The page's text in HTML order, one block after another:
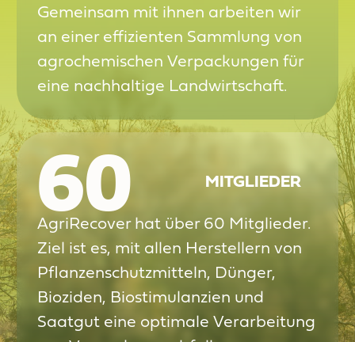
Gemeinsam mit ihnen arbeiten wir
an einer effizienten Sammlung von
agrochemischen Verpackungen für
eine nachhaltige Landwirtschaft.
60 MITGLIEDER
AgriRecover hat über 60 Mitglieder.
Ziel ist es, mit allen Herstellern von
Pflanzenschutzmitteln, Dünger,
Bioziden, Biostimulanzien und
Saatgut eine optimale Verarbeitung